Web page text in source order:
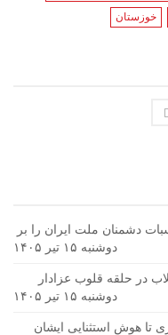
خوزستان
دشمنان ملت ایران را بر
دوشنبه ۱۵ تیر ۱۴۰۵
در حلقه قلوب عزادار
دوشنبه ۱۵ تیر ۱۴۰۵
تا هوش استثنایی ایشان